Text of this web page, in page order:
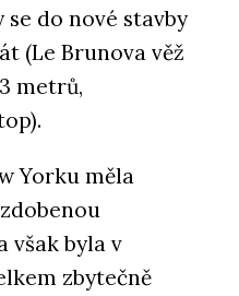
do nové stavby
(Le Brunova věž
metrů,
Yorku měla
však byla v
zbytečně